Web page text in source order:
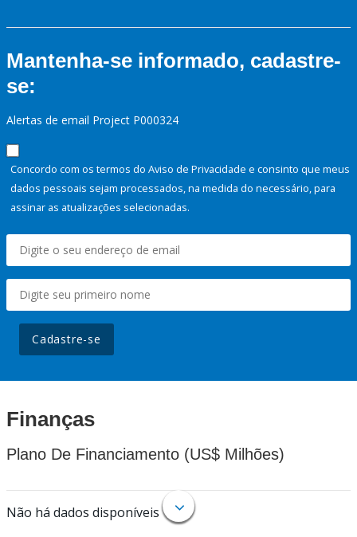
Mantenha-se informado, cadastre-
se:
Alertas de email Project P000324
Concordo com os termos do Aviso de Privacidade e consinto que meus
dados pessoais sejam processados, na medida do necessário, para
assinar as atualizações selecionadas.
Cadastre-se
Finanças
Plano De Financiamento (US$ Milhões)
Não há dados disponíveis